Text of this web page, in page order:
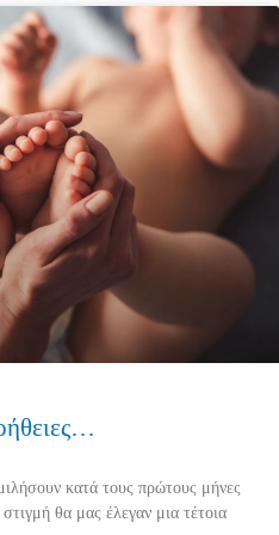
κατά τους πρώτους μήνες
θα μας έλεγαν μια τέτοια